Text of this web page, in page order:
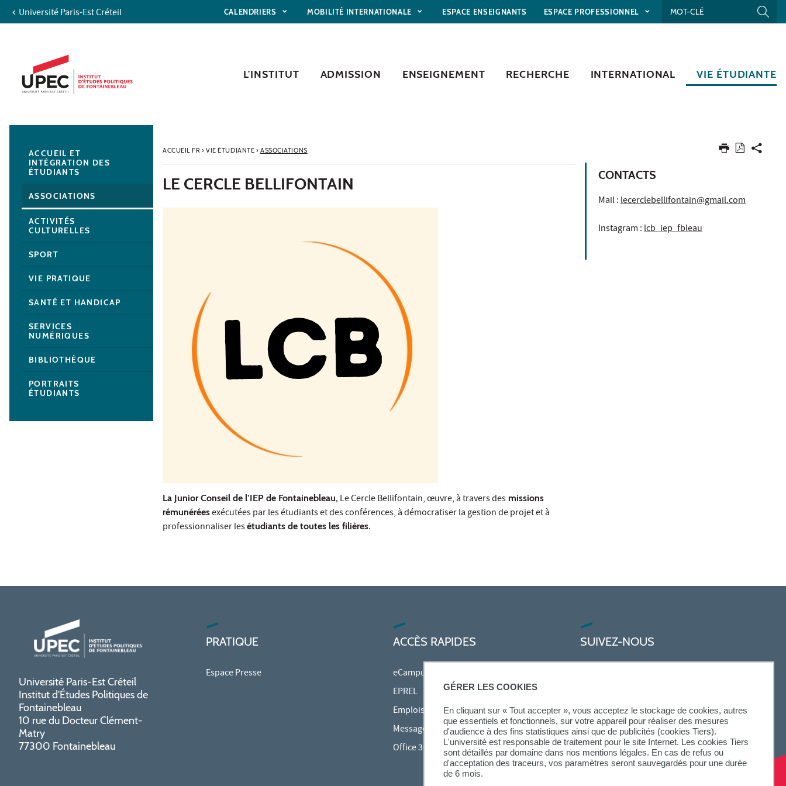
GÉRER LES COOKIES
En cliquant sur « Tout accepter », vous acceptez le stockage de cookies, autres
que essentiels et fonctionnels, sur votre appareil pour réaliser des mesures
d'audience à des fins statistiques ainsi que de publicités (cookies Tiers).
L'université est responsable de traitement pour le site Internet. Les cookies Tiers
sont détaillés par domaine dans nos mentions légales. En cas de refus ou
d'acceptation des traceurs, vos paramètres seront sauvegardés pour une durée
de 6 mois.
Aller au contenu
Recherche
Navigation secondaire
Université Paris-Est Créteil CALENDRIERS MOBILITÉ INTERNATIONALE ESPACE ENSEIGNANTS ESPACE PROFESSIONNEL
L'INSTITUT ADMISSION ENSEIGNEMENT RECHERCHE INTERNATIONAL VIE ÉTUDIANTE
ACCUEIL FR› VIE ÉTUDIANTE › ASSOCIATIONS
LE CERCLE BELLIFONTAIN
La Junior Conseil de l’IEP de Fontainebleau, Le Cercle Bellifontain, œuvre, à travers des missions
rémunéréesexécutées par les étudiants et des conférences, à démocratiser la gestion de projet et à
professionnaliser lesétudiants de toutes les filières.
CONTACTS
Mail :lecerclebellifontain@gmail.com
Instagram :lcb_iep_fbleau
ACCUEIL ET
INTÉGRATION DES
ÉTUDIANTS
ASSOCIATIONS
ACTIVITÉS
CULTURELLES
SPORT
VIE PRATIQUE
SANTÉ ET HANDICAP
SERVICES
NUMÉRIQUES
BIBLIOTHÈQUE
PORTRAITS
ÉTUDIANTS
Université Paris-Est Créteil
Institut d'Études Politiques de
Fontainebleau
10 rue du Docteur Clément-
Matry
77300 Fontainebleau
PRATIQUE
Espace Presse
ACCÈS RAPIDES
eCampus
EPREL
Emplois du temps en ligne (ADE)
Messagerie étudiante
Office 365
SUIVEZ-NOUS